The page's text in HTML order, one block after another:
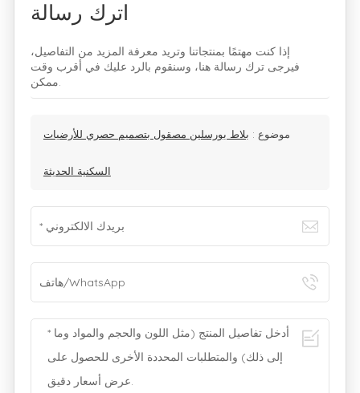
اترك رسالة
إذا كنت مهتمًا بمنتجاتنا وتريد معرفة المزيد من التفاصيل،
فيرجى ترك رسالة هنا، وسنقوم بالرد عليك في أقرب وقت
ممكن.
موضوع : بلاط بورسلين مصقول بتصميم حصري للأرضيات
السكنية الحديثة